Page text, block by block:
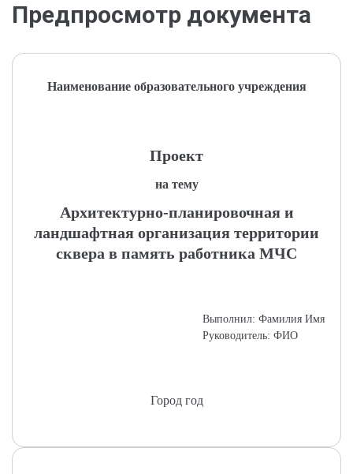
Предпросмотр документа
Наименование образовательного учреждения
Проект
на тему
Архитектурно-планировочная и
ландшафтная организация территории
сквера в память работника МЧС
Выполнил: Фамилия Имя
Руководитель: ФИО
Город год